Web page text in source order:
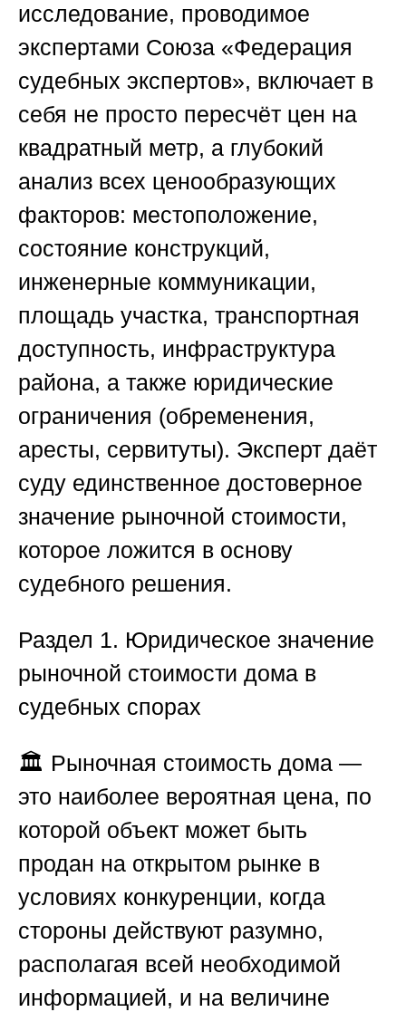
исследование, проводимое
экспертами Союза «Федерация
судебных экспертов», включает в
себя не просто пересчёт цен на
квадратный метр, а глубокий
анализ всех ценообразующих
факторов: местоположение,
состояние конструкций,
инженерные коммуникации,
площадь участка, транспортная
доступность, инфраструктура
района, а также юридические
ограничения (обременения,
аресты, сервитуты). Эксперт даёт
суду единственное достоверное
значение рыночной стоимости,
которое ложится в основу
судебного решения.
Раздел 1. Юридическое значение
рыночной стоимости дома в
судебных спорах
🏛️ Рыночная стоимость дома —
это наиболее вероятная цена, по
которой объект может быть
продан на открытом рынке в
условиях конкуренции, когда
стороны действуют разумно,
располагая всей необходимой
информацией, и на величине